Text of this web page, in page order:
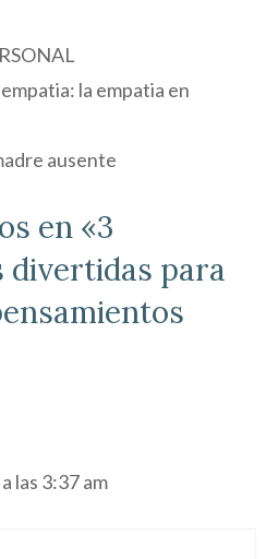
la empatia en
ausente
en «3
para
las 3:37 am